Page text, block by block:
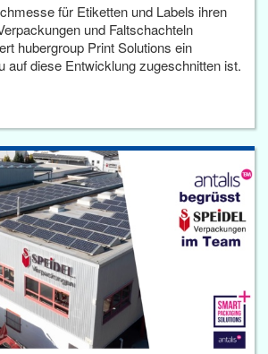
für Etiketten und Labels ihren
und Faltschachteln
hubergroup Print Solutions ein
auf diese Entwicklung zugeschnitten ist.